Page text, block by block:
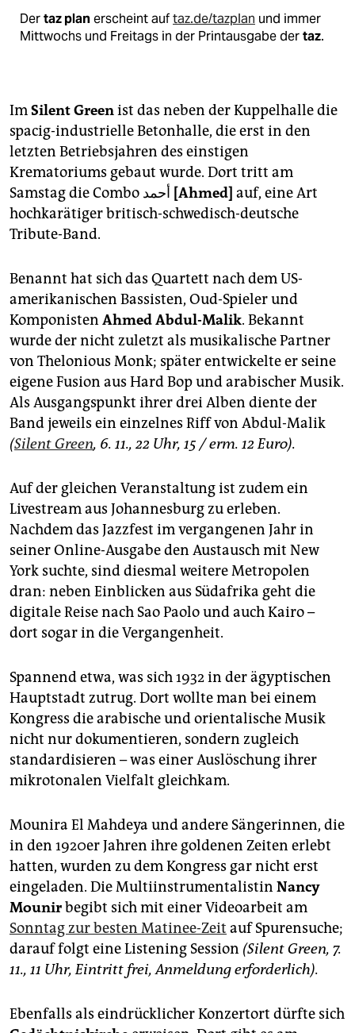
Dertaz planerscheint auftaz.de/tazplan und immer
Mittwochs und Freitags in der Printausgabe dertaz.
ImSilent Greenist das neben der Kuppelhalle die
spacig-industrielle Betonhalle, die erst in den
letzten Betriebsjahren des einstigen
Krematoriums gebaut wurde. Dort tritt am
Samstag die Combo أ حمد [Ahmed] auf, eine Art
hochkarätiger britisch-schwedisch-deutsche
Tribute-Band.
Benannt hat sich das Quartett nach dem US-
amerikanischen Bassisten, Oud-Spieler und
Komponisten Ahmed Abdul-Malik. Bekannt
wurde der nicht zuletzt als musikalische Partner
von Thelonious Monk; später entwickelte er seine
eigene Fusion aus Hard Bop und arabischer Musik.
Als Ausgangspunkt ihrer drei Alben diente der
Band jeweils ein einzelnes Riff von Abdul-Malik
(Silent Green, 6. 11., 22 Uhr, 15 / erm. 12 Euro).
Auf der gleichen Veranstaltung ist zudem ein
Livestream aus Johannesburg zu erleben.
Nachdem das Jazzfest im vergangenen Jahr in
seiner Online-Ausgabe den Austausch mit New
York suchte, sind diesmal weitere Metropolen
dran: neben Einblicken aus Südafrika geht die
digitale Reise nach Sao Paolo und auch Kairo –
dort sogar in die Vergangenheit.
Spannend etwa, was sich 1932 in der ägyptischen
Hauptstadt zutrug. Dort wollte man bei einem
Kongress die arabische und orientalische Musik
nicht nur dokumentieren, sondern zugleich
standardisieren – was einer Auslöschung ihrer
mikrotonalen Vielfalt gleichkam.
Mounira El Mahdeya und andere Sängerinnen, die
in den 1920er Jahren ihre goldenen Zeiten erlebt
hatten, wurden zu dem Kongress gar nicht erst
eingeladen. Die Multiinstrumentalistin Nancy
Mounirbegibt sich mit einer Videoarbeit am
Sonntag zur besten Matinee-Zeit auf Spurensuche;
darauf folgt eine Listening Session (Silent Green, 7.
11., 11 Uhr, Eintritt frei, Anmeldung erforderlich).
Ebenfalls als eindrücklicher Konzertort dürfte sich